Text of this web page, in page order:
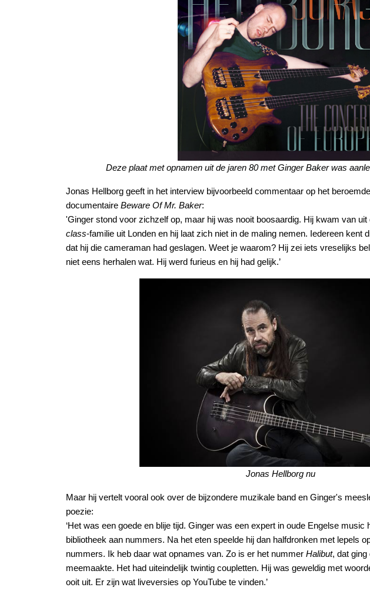
Deze plaat met opnamen uit de jaren 80 met Ginger Baker was
Jonas Hellborg geeft in het interview bijvoorbeeld commentaar op het
documentaire Beware Of Mr. Baker:
'Ginger stond voor zichzelf op, maar hij was nooit boosaardig. Hij kwam van uit
class-familie uit Londen en hij laat zich niet in de maling nemen. Iedereen kent
dat hij die cameraman had geslagen. Weet je waarom? Hij zei iets vreselijks
niet eens herhalen wat. Hij werd furieus en hij had gelijk.’
Jonas Hellborg nu
Maar hij vertelt vooral ook over de bijzondere muzikale band en Ginger's
poezie:
‘Het was een goede en blije tijd. Ginger was een expert in oude Engelse music
bibliotheek aan nummers. Na het eten speelde hij dan halfdronken met lepels
nummers. Ik heb daar wat opnames van. Zo is er het nummer Halibut, dat ging
meemaakte. Het had uiteindelijk twintig coupletten. Hij was geweldig met
ooit uit. Er zijn wat liveversies op YouTube te vinden.’